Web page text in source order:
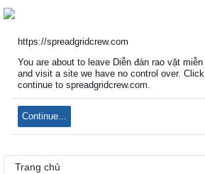
https://spreadgridcrew.com
You are about to leave Diễn đàn rao vặt
and visit a site we have no control over.
continue to spreadgridcrew.com.
Continue...
Trang chủ